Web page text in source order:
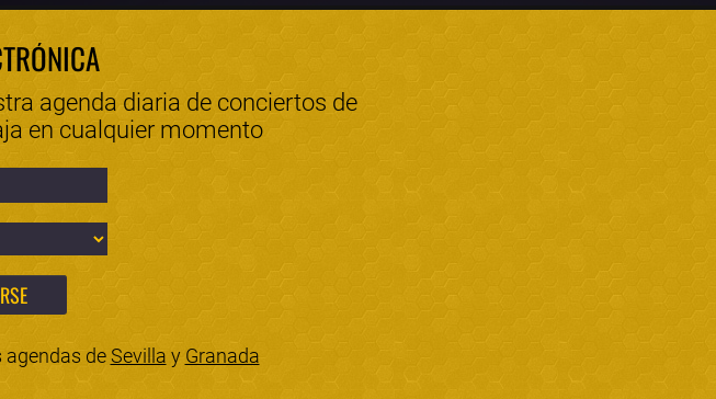
agenda diaria de conciertos de
en cualquier momento
agendas deSevilla y Granada